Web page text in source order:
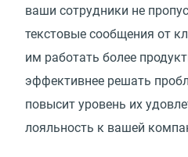
ваши сотрудники не
текстовые сообщения от
им работать более
эффективнее решать
повысит уровень их
лояльность к вашей